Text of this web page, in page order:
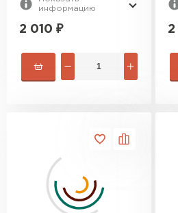
информацию
2 010 ₽ 2